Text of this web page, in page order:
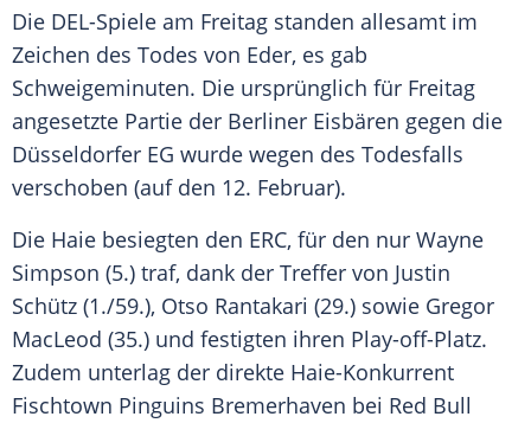
Die DEL-Spiele am Freitag standen allesamt im
Zeichen des Todes von Eder, es gab
Schweigeminuten. Die ursprünglich für Freitag
angesetzte Partie der Berliner Eisbären gegen die
Düsseldorfer EG wurde wegen des Todesfalls
verschoben (auf den 12. Februar).
Die Haie besiegten den ERC, für den nur Wayne
Simpson (5.) traf, dank der Treffer von Justin
Schütz (1./59.), Otso Rantakari (29.) sowie Gregor
MacLeod (35.) und festigten ihren Play-off-Platz.
Zudem unterlag der direkte Haie-Konkurrent
Fischtown Pinguins Bremerhaven bei Red Bull